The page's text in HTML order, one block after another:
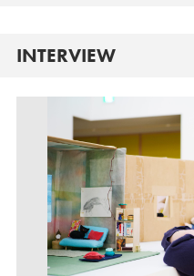
INTERVIEW